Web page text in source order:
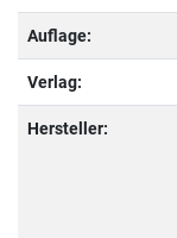
Auflage:
Verlag:
Hersteller: